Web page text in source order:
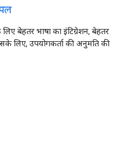
बेहतर भाषा का इंटिग्रेशन, बेहतर
लिए, उपयोगकर्ता की अनुमति की